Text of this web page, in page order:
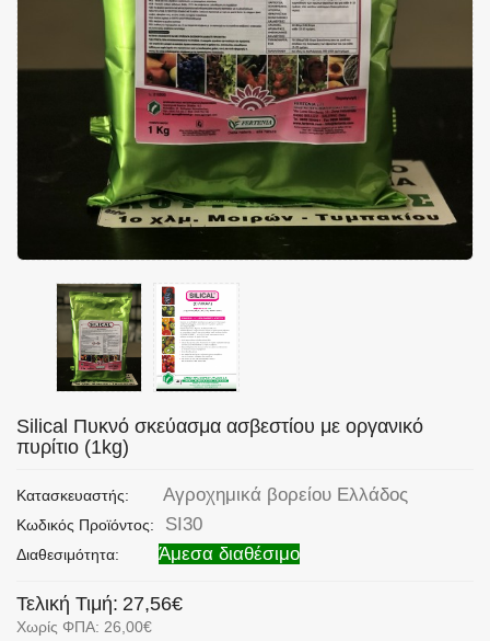
Silical Πυκνό σκεύασμα ασβεστίου με οργανικό
πυρίτιο (1kg)
Κατασκευαστής: Αγροχημικά βορείου Ελλάδος
Κωδικός Προϊόντος: SI30
Διαθεσιμότητα: Άμεσα διαθέσιμο
Τελική Τιμή: 27,56€
Χωρίς ΦΠΑ: 26,00€